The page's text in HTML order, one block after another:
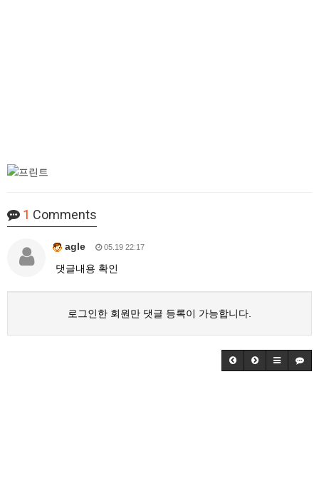
1 Comments
agle 05.19 22:17
댓글내용 확인
로그인한 회원만 댓글 등록이 가능합니다.